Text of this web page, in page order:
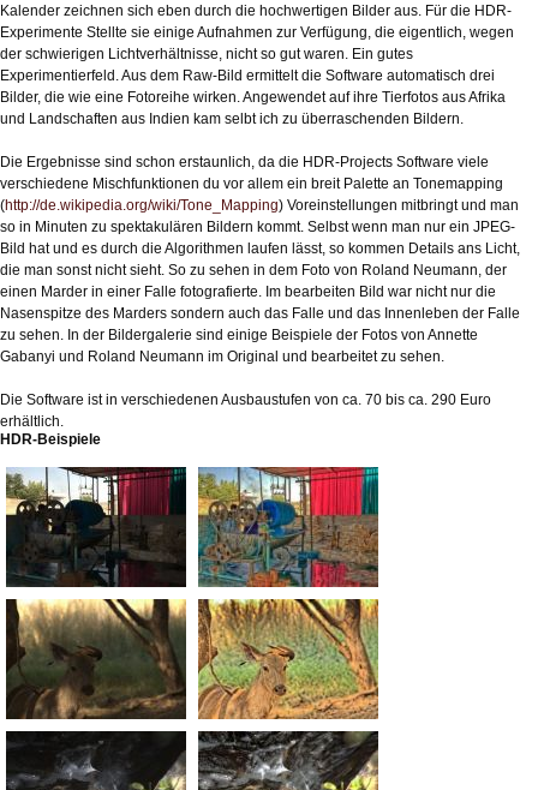
Kalender zeichnen sich eben durch die hochwertigen Bilder aus. Für die HDR-
Experimente Stellte sie einige Aufnahmen zur Verfügung, die eigentlich, wegen
der schwierigen Lichtverhältnisse, nicht so gut waren. Ein gutes
Experimentierfeld. Aus dem Raw-Bild ermittelt die Software automatisch drei
Bilder, die wie eine Fotoreihe wirken. Angewendet auf ihre Tierfotos aus Afrika
und Landschaften aus Indien kam selbt ich zu überraschenden Bildern.
Die Ergebnisse sind schon erstaunlich, da die HDR-Projects Software viele
verschiedene Mischfunktionen du vor allem ein breit Palette an Tonemapping
(http://de.wikipedia.org/wiki/Tone_Mapping) Voreinstellungen mitbringt und man
so in Minuten zu spektakulären Bildern kommt. Selbst wenn man nur ein JPEG-
Bild hat und es durch die Algorithmen laufen lässt, so kommen Details ans Licht,
die man sonst nicht sieht. So zu sehen in dem Foto von Roland Neumann, der
einen Marder in einer Falle fotografierte. Im bearbeiten Bild war nicht nur die
Nasenspitze des Marders sondern auch das Falle und das Innenleben der Falle
zu sehen. In der Bildergalerie sind einige Beispiele der Fotos von Annette
Gabanyi und Roland Neumann im Original und bearbeitet zu sehen.
Die Software ist in verschiedenen Ausbaustufen von ca. 70 bis ca. 290 Euro
erhältlich.
HDR-Beispiele